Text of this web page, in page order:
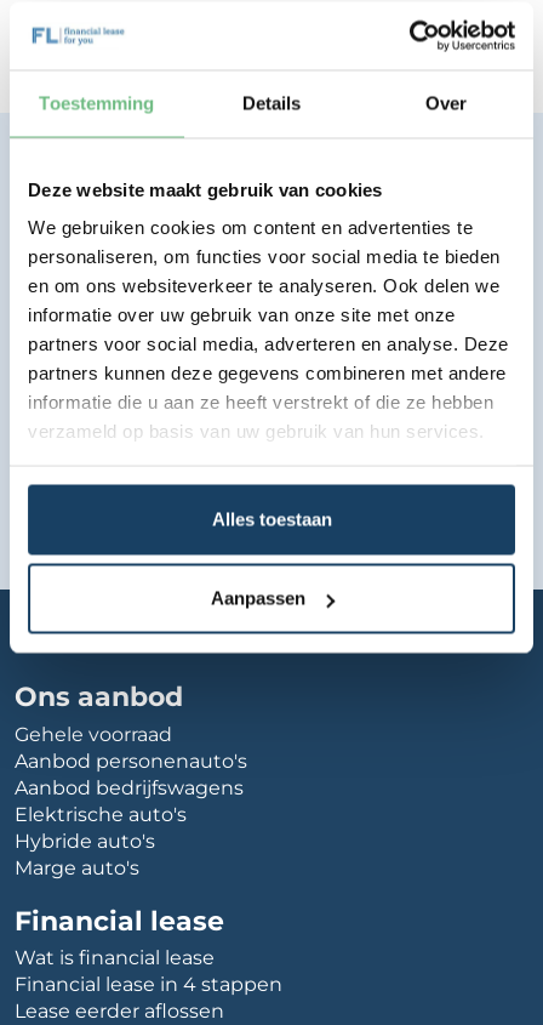
Toestemming Details Over
Deze website maakt gebruik van cookies
We gebruiken cookies om content en advertenties te
personaliseren, om functies voor social media te bieden
en om ons websiteverkeer te analyseren. Ook delen we
informatie over uw gebruik van onze site met onze
partners voor social media, adverteren en analyse. Deze
partners kunnen deze gegevens combineren met andere
informatie die u aan ze heeft verstrekt of die ze hebben
verzameld op basis van uw gebruik van hun services.
Alles toestaan
Aanpassen
terugkoppeling op de mogelijkheden voor jouw
Financial Lease.
Eenvoudig, transparant, vertrouwd.
Bekijk lease aanbod
Ons aanbod
Gehele voorraad
Aanbod personenauto's
Aanbod bedrijfswagens
Elektrische auto's
Hybride auto's
Marge auto's
Financial lease
Wat is financial lease
Financial lease in 4 stappen
Lease eerder aflossen